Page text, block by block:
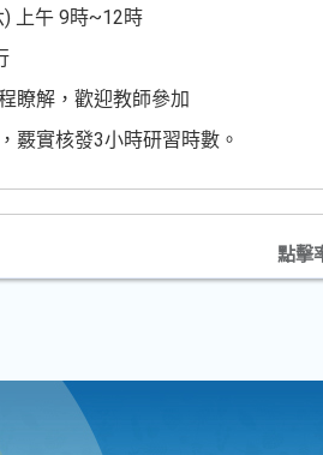
上午 9時~12時
瞭解，歡迎教師參加
覈實核發3小時研習時數。
點擊